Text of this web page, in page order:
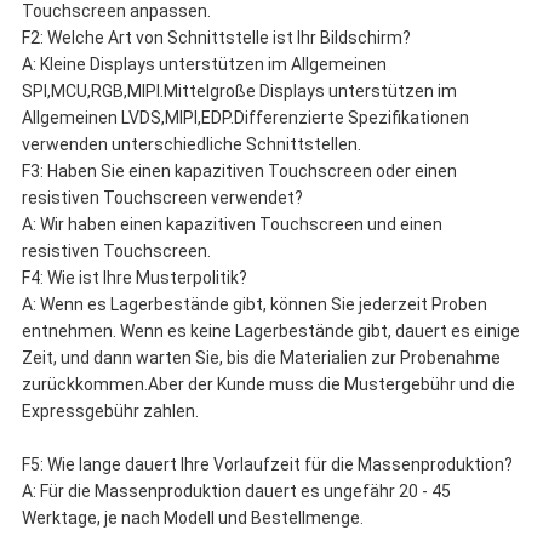
Touchscreen anpassen.
F2: Welche Art von Schnittstelle ist Ihr Bildschirm?
A: Kleine Displays unterstützen im Allgemeinen
SPI,MCU,RGB,MIPI.Mittelgroße Displays unterstützen im
Allgemeinen LVDS,MIPI,EDP.Differenzierte Spezifikationen
verwenden unterschiedliche Schnittstellen.
F3: Haben Sie einen kapazitiven Touchscreen oder einen
resistiven Touchscreen verwendet?
A: Wir haben einen kapazitiven Touchscreen und einen
resistiven Touchscreen.
F4: Wie ist Ihre Musterpolitik?
A: Wenn es Lagerbestände gibt, können Sie jederzeit Proben
entnehmen. Wenn es keine Lagerbestände gibt, dauert es einige
Zeit, und dann warten Sie, bis die Materialien zur Probenahme
zurückkommen.Aber der Kunde muss die Mustergebühr und die
Expressgebühr zahlen.
F5: Wie lange dauert Ihre Vorlaufzeit für die Massenproduktion?
A: Für die Massenproduktion dauert es ungefähr 20 - 45
Werktage, je nach Modell und Bestellmenge.